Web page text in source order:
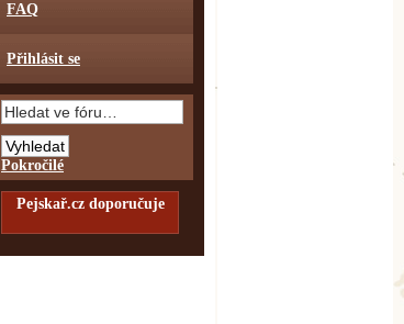
FAQ
Přihlásit se
Pokročilé
Pejskař.cz doporučuje